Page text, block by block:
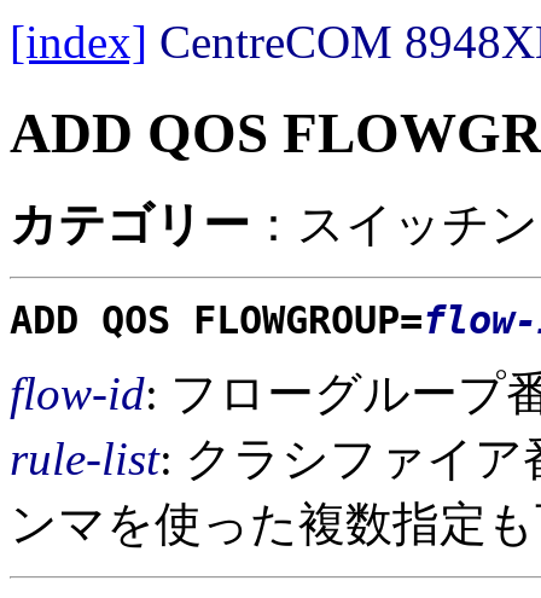
[index] CentreCOM
ADD QOS
カテゴリー ：スイッチ
ADD QOS FLOWGROUP=
flow-id: フローグループ
rule-list: クラシファイア
ンマを使った複数指定